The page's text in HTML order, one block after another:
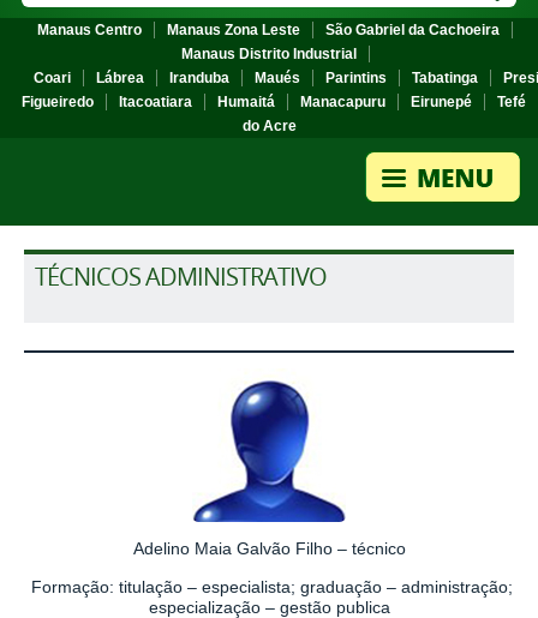
Manaus Centro Manaus Zona Leste
São Gabriel da Cachoeira
Manaus Distrito Industrial
Coari
Lábrea Iranduba Maués Parintins Tabatinga
Figueiredo
Itacoatiara Humaitá Manacapuru Eirunepé
Tefé
do Acre
TÉCNICOS ADMINISTRATIVO
Adelino Maia Galvão Filho – técnico
Formação: titulação – especialista; graduação – administração;
especialização – gestão publica